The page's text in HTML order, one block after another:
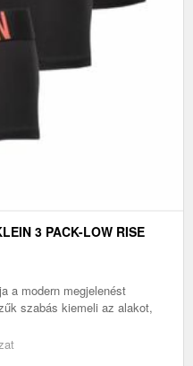
3 PACK-LOW RISE
a modern megjelenést
szabás kiemeli az alakot,